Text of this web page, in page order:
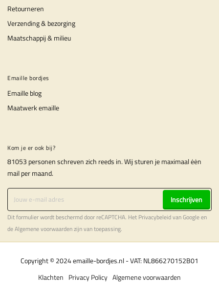
Retourneren
Verzending & bezorging
Maatschappij & milieu
Emaille bordjes
Emaille blog
Maatwerk emaille
Kom je er ook bij?
81053 personen schreven zich reeds in. Wij sturen je maximaal ėėn
mail per maand.
Inschrijven
Dit formulier wordt beschermd door reCAPTCHA. Het Privacybeleidvan Google en
deAlgemene voorwaardenzijn van toepassing.
Copyright © 2024 emaille-bordjes.nl - VAT: NL866270152B01
Algemene voorwaarden
Privacy Policy
Klachten